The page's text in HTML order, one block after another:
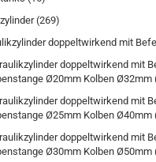
(269)
doppeltwirkend mit
doppeltwirkend mit
Ø20mm Kolben Ø32mm
doppeltwirkend mit
Ø25mm Kolben Ø40mm
doppeltwirkend mit
Ø30mm Kolben Ø50mm